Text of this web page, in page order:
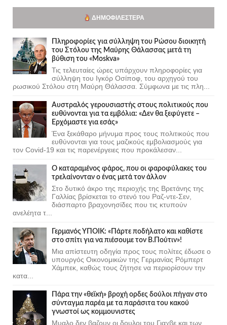
ΔΗΜΟΦΙΛΈΣΤΕΡΑ
Πληροφορίες για σύλληψη του Ρώσου διοικητή
του Στόλου της Mαύρης Θάλασσας μετά τη
βύθιση του «Moskva»
Τις τελευταίες ώρες υπάρχουν πληροφορίες για
σύλληψη του Ιγκόρ Οσίποφ, του αρχηγού του
ρωσικού Στόλου στη Μαύρη Θάλασσα. Σύμφωνα με τις πλη...
Αυστραλός γερουσιαστής στους πολιτικούς που
ευθύνονται για τα εμβόλια: «Δεν θα ξεφύγετε –
Ερχόμαστε για εσάς»
Ένα ξεκάθαρο μήνυμα προς τους πολιτικούς που
ευθύνονται για τους μαζικούς εμβολιασμούς για
τον Covid-19 και τις παρενέργειες που προκάλεσαν...
Ο καταραμένος φάρος, που οι φαροφύλακες του
τρελαίνονταν ο ένας μετά τον άλλον
Στο δυτικό άκρο της περιοχής της Βρετάνης της
Γαλλίας βρίσκεται το στενό του Ραζ-ντε-Σεν,
διάσπαρτο βραχονησίδες που τις κτυπούν
ανελέητα τ...
Γερμανός ΥΠΟΙΚ: «Πάρτε ποδήλατο και καθίστε
στο σπίτι για να πιέσουμε τον Β.Πούτιν»!
Μια απίστευτη οδηγία προς τους πολίτες έδωσε ο
υπουργός Οικονομικών της Γερμανίας Ρόμπερτ
Χάμπεκ, καθώς τους ζήτησε να περιορίσουν την
κατα...
Πάρα την «θεϊκή» βροχή ορδες δούλοι πήγαν στο
σύνταγμα παρέα με τα παράσιτα του κακού
γνωστοί ως κομμουνιστες
Μυαλο δεν βαζουν οι δουλοι του Γιαχβε και των